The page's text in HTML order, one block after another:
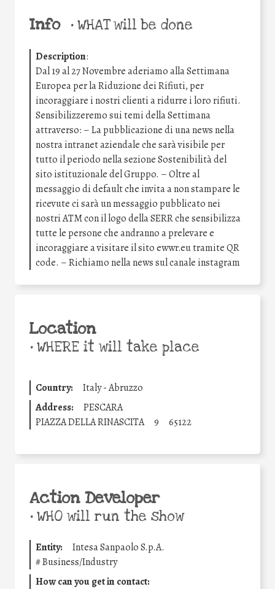
Info •WHAT will be done
Description:
Dal 19 al 27 Novembre aderiamo alla Settimana
Europea per la Riduzione dei Rifiuti, per
incoraggiare i nostri clienti a ridurre i loro rifiuti.
Sensibilizzeremo sui temi della Settimana
attraverso: – La pubblicazione di una news nella
nostra intranet aziendale che sarà visibile per
tutto il periodo nella sezione Sostenibilità del
sito istituzionale del Gruppo. – Oltre al
messaggio di default che invita a non stampare le
ricevute ci sarà un messaggio pubblicato nei
nostri ATM con il logo della SERR che sensibilizza
tutte le persone che andranno a prelevare e
incoraggiare a visitare il sito ewwr.eu tramite QR
code. – Richiamo nella news sul canale instagram
Location
•WHERE it will take place
Country:
Italy - Abruzzo
Address:
PESCARA
PIAZZA DELLA RINASCITA
9 65122
Action Developer
•WHO will run the show
Entity:
Intesa Sanpaolo S.p.A.
#Business/Industry
How can you get in contact: